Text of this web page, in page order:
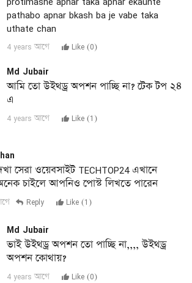
pathabo apnar bkash ba je vabe taka
uthate chan
4 years আগে Like (0)
Md Jubair
আমি তো উইথড্র অপশন পাচ্ছি না? টেক টপ ২৪
এ
4 years আগে Like (1)
সেরা ওয়েবসাইট TECHTOP24 এখানে
চাইলে আপনিও পোস্ট লিখতে পারেন
Reply Like (1)
Md Jubair
ভাই উইথড্র অপশন তো পাচ্ছি না,,,, উইথড্র
অপশন কোথায়?
4 years আগে Like (0)